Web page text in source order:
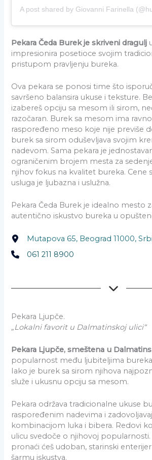
Pekara Čeda Burek je skriveni dragulj
impresionira posetioce svojim
pristupom pravljenju bureka.
Ova pekara se ponosi time što
savršeno balansira ukuse i teksture.
izabereš opciju sa mesom ili sirom,
razočaran. Burek sa mesom ima
raspoređeno meso koje nije previše
burek sa sirom oduševljava svojim
nadevom. Sama pekara je
ograničenim brojem mesta za
njihov fokus na kvalitet bureka. Cene
usluga je ljubazna i uslužna.
Pekara Čeda Burek je idealno mesto
autentično iskustvo bureka u
Mutapova 65, Beograd 11000,
061 211 8900
Pekara Ljupče.
„Lokalni favorit u Dalmatinskoj ulici“
Pekara Ljupče, smeštena u
popularnost među ljubiteljima
Iako je burek sa sirom njihova
služe i ukusnu opciju sa mesom.
Pekara održava tradicionalne ukuse
raspoređenim nadevima i
kombinacijom luka i bibera. Redovi
ulicu svedoče o njihovoj popularnosti.
pronaći ćeš udoban, starinski
šarmu iskustva.